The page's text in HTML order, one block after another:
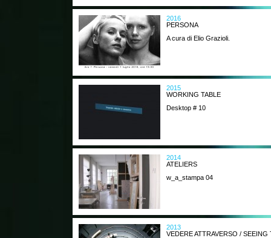
2016
PERSONA
A cura di Elio Grazioli.
2015
WORKING TABLE
Desktop # 10
2014
ATELIERS
w_a_stampa 04
2013
VEDERE ATTRAVERSO /